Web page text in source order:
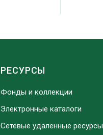
РЕСУРСЫ
Фонды и коллекции
Электронные каталоги
Сетевые удаленные ресурсы